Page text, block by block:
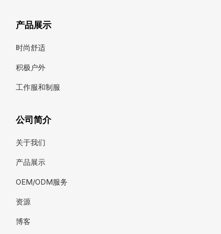
产品展示
时尚舒适
积极户外
工作服和制服
公司简介
关于我们
产品展示
OEM/ODM服务
资源
博客